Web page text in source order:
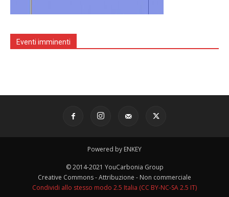
Eventi imminenti
Powered by ENKEY
© 2014-2021 YouCarbonia Group
Creative Commons - Attribuzione - Non commerciale
Condividi allo stesso modo 2.5 Italia (CC BY-NC-SA 2.5 IT)